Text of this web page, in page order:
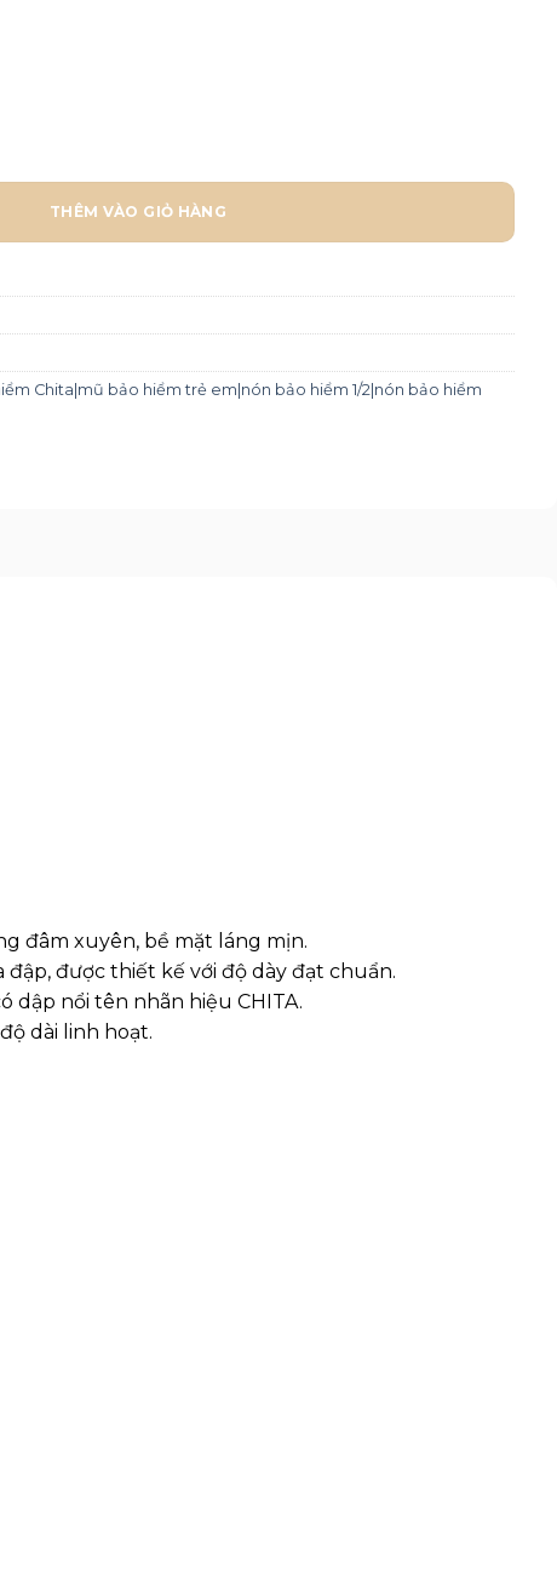
THÊM VÀO GIỎ HÀNG
Chita|mũ bảo hiểm trẻ em|nón bảo hiểm 1/2|nón bảo hiểm
đâm xuyên, bề mặt láng mịn.
được thiết kế với độ dày đạt chuẩn.
dập nổi tên nhãn hiệu CHITA.
dài linh hoạt.